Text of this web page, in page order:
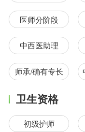
医师分阶段
中西医助理
师承/确有专长
卫生资格
初级护师